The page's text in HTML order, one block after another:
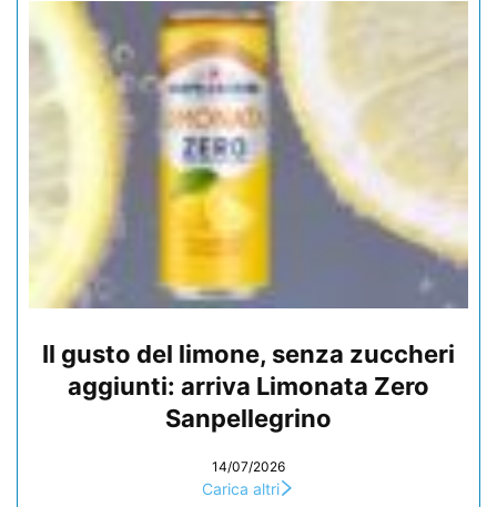
Il gusto del limone, senza zuccheri
aggiunti: arriva Limonata Zero
Sanpellegrino
14/07/2026
Carica altri